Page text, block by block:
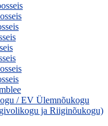
/ EV Ülemnõukogu
ja Riiginõukogu)